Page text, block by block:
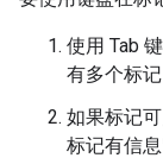
使用 Tab
有多个标
如果标记
标记有信